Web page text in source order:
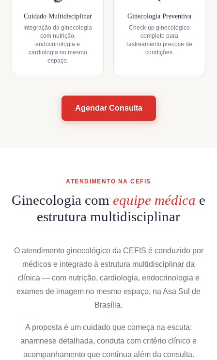
Cuidado Multidisciplinar
Integração da ginecologia
com nutrição,
endocrinologia e
cardiologia no mesmo
espaço.
Ginecologia Preventiva
Check-up ginecológico
completo para
rastreamento precoce de
condições.
Agendar Consulta
ATENDIMENTO NA CEFIS
Ginecologia com equipe médica e
estrutura multidisciplinar
O atendimento ginecológico da CEFIS é conduzido por
médicos e integrado à estrutura multidisciplinar da
clínica — com nutrição, cardiologia, endocrinologia e
exames de imagem no mesmo espaço, na Asa Sul de
Brasília.
A proposta é um cuidado que começa na escuta:
anamnese detalhada, conduta com critério clínico e
acompanhamento que continua além da consulta.